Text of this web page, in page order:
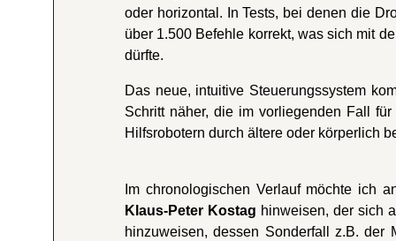
oder horizontal. In Tests, bei denen die
über 1.500 Befehle korrekt, was sich mit
dürfte.
Das neue, intuitive Steuerungssystem
Schritt näher, die im vorliegenden Fall
Hilfsrobotern durch ältere oder körperlich
Im chronologischen Verlauf möchte ich
Klaus-Peter Kostag hinweisen, der sich
hinzuweisen, dessen Sonderfall z.B. der